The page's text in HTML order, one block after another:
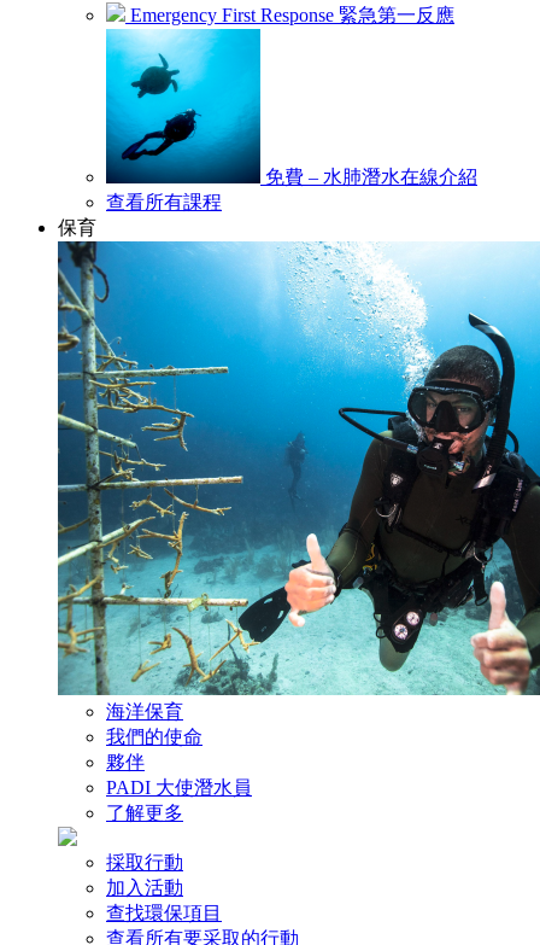
Emergency First Response 緊急第一反應
免費 – 水肺潛水在線介紹
查看所有課程
保育
海洋保育
我們的使命
夥伴
PADI 大使潛水員
了解更多
採取行動
加入活動
查找環保項目
查看所有要采取的行動